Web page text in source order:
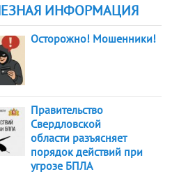
ИНФОРМАЦИЯ
Осторожно! Мошенники!
Правительство
Свердловской
области разъясняет
порядок действий при
угрозе БПЛА